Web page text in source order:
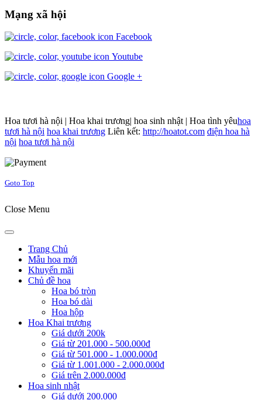
Mạng xã hội
Facebook
Youtube
Google +
Hoa tươi hà nội | Hoa khai trương| hoa sinh nhật | Hoa tình yêuhoa
tươi hà nội hoa khai trương Liên kết: http://hoatot.com điện hoa hà
nội hoa tươi hà nội
Goto Top
Close Menu
Trang Chủ
Mẫu hoa mới
Khuyến mãi
Chủ đề hoa
Hoa bó tròn
Hoa bó dài
Hoa hộp
Hoa Khai trương
Giá dưới 200k
Giá từ 201.000 - 500.000đ
Giá từ 501.000 - 1.000.000đ
Giá từ 1.001.000 - 2.000.000đ
Giá trên 2.000.000đ
Hoa sinh nhật
Giá dưới 200.000